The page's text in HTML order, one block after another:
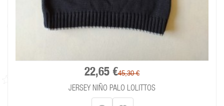
22,65 €45,30 €
JERSEY NIÑO PALO LOLITTOS